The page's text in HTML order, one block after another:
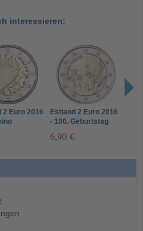
interessieren:
2 Euro 2016
Estland 2 Euro 2016
- 100. Geburtstag
Paul Keres
6,90 €